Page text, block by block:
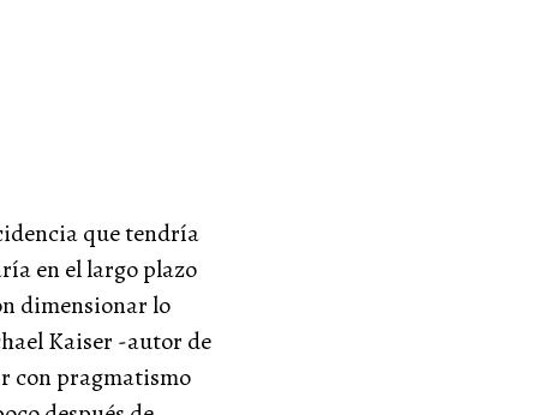
que tendría
en el largo plazo
dimensionar lo
Kaiser -autor de
con pragmatismo